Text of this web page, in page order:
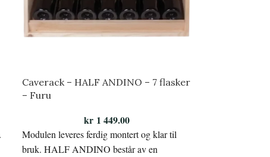
Caverack – HALF ANDINO – 7 flasker
– Furu
kr1 449.00
Modulen leveres ferdig montert og klar til
bruk. HALF ANDINO består av en